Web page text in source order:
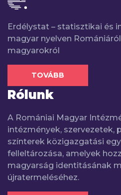
Erdélystat – statisztikai és
magyar nyelven
magyarokról
TOVÁBB
Rólunk
A Romániai Magyar
intézmények, szervezetek,
színterek közigazgatási
felleltározása, amelyek
magyarság identitásának
újratermeléséhez.